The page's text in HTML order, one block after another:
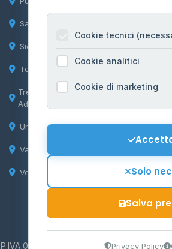
Sardegna
Sicilia
Toscana
Trentino-Alto
Adige
Umbria
Valle d'Aosta
Veneto
Per gestori
Informazioni
Privacy Policy
Cookie Policy
Mappa del
Contattaci
P.IVA 03859300364
Cookie tecnici
Cookie analitici
Cookie di marketing
Solo
Salva
Privacy Policy